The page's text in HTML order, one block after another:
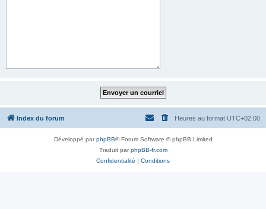
Index du forum Heures au format UTC+02:00
Développé parphpBB® Forum Software © phpBB Limited
Traduit parphpBB-fr.com
Confidentialité | Conditions